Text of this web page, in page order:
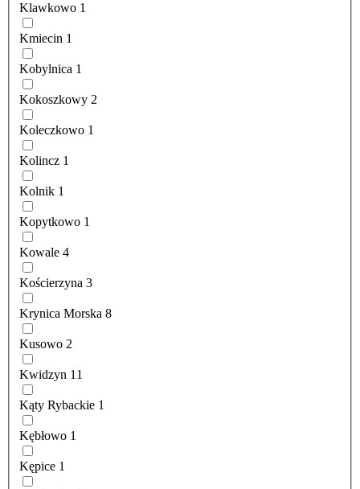
Klawkowo 1
Kmiecin 1
Kobylnica 1
Kokoszkowy 2
Koleczkowo 1
Kolincz 1
Kolnik 1
Kopytkowo 1
Kowale 4
Kościerzyna 3
Krynica Morska 8
Kusowo 2
Kwidzyn 11
Kąty Rybackie 1
Kębłowo 1
Kępice 1